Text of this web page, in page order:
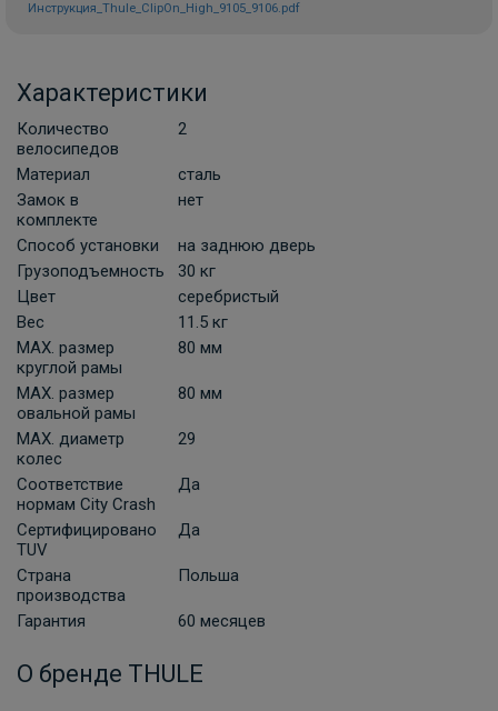
Инструкция_Thule_ClipOn_High_9105_9106.pdf
Характеристики
Количество
велосипедов
2
Материал
сталь
Замок в
комплекте
нет
Способ установки
на заднюю дверь
Грузоподъемность
30 кг
Цвет
серебристый
Вес
11.5 кг
MAX. размер
круглой рамы
80 мм
MAX. размер
овальной рамы
80 мм
MAX. диаметр
колес
29
Соответствие
нормам City Crash
Да
Сертифицировано
TUV
Да
Страна
производства
Польша
Гарантия 60 месяцев
О бренде THULE